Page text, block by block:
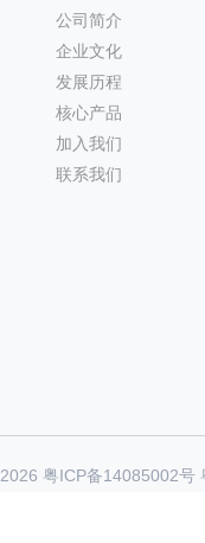
公司简介
企业文化
发展历程
核心产品
加入我们
联系我们
2026 粤ICP备14085002号